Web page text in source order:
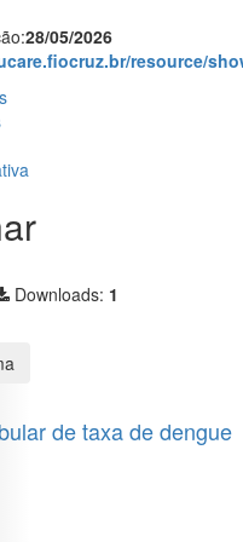
28/05/2026
resource/
Downloads: 1
de taxa de dengue